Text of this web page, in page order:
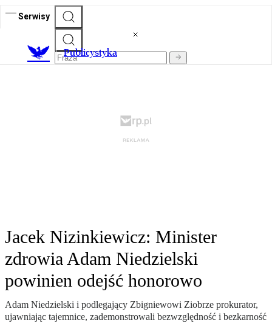
Serwisy
Publicystyka
Jacek Nizinkiewicz: Minister
zdrowia Adam Niedzielski
powinien odejść honorowo
Adam Niedzielski i podlegający Zbigniewowi Ziobrze prokurator,
ujawniając tajemnice, zademonstrowali bezwzględność i bezkarność